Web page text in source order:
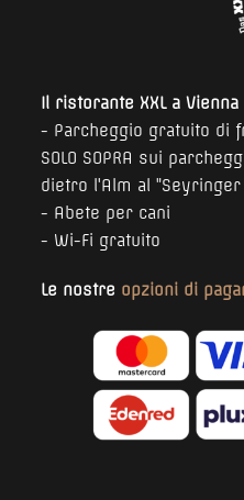
Il ristorante XXL a
- Parcheggio gratuito di
SOLO SOPRA sui
dietro l'Alm al "Seyringer
- Abete per cani
- Wi-Fi gratuito
Le nostre opzioni di